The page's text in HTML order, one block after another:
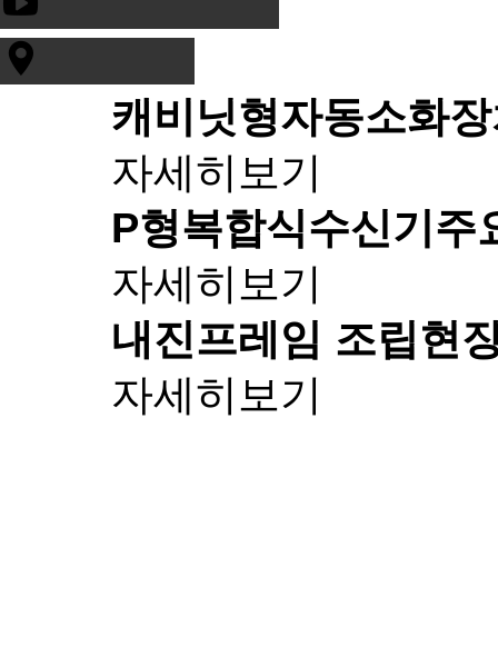
캐비닛형자동소화
자세히보기
P형복합식수신기 주
자세히보기
내진프레임 조립현
자세히보기